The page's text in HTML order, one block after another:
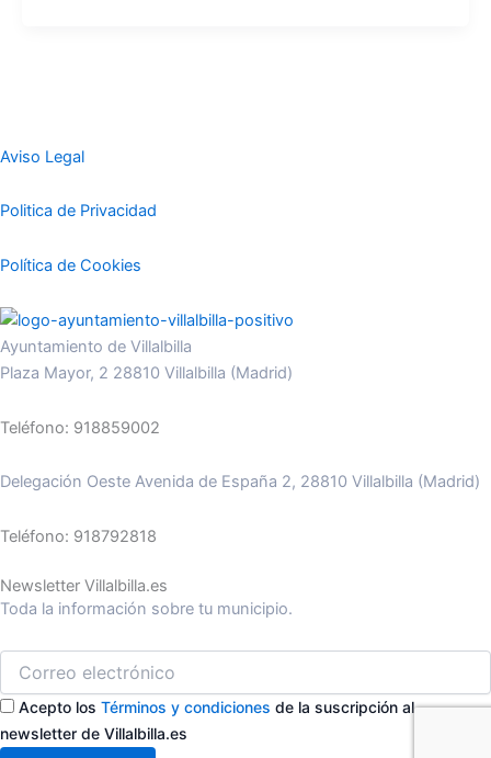
Aviso Legal
Politica de Privacidad
Política de Cookies
Ayuntamiento de Villalbilla
Plaza Mayor, 2 28810 Villalbilla (Madrid)
Teléfono: 918859002
Delegación Oeste Avenida de España 2, 28810 Villalbilla (Madrid)
Teléfono: 918792818
Newsletter Villalbilla.es
Toda la información sobre tu municipio.
Acepto los Términos y condiciones de la suscripción al
newsletter de Villalbilla.es